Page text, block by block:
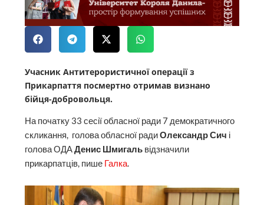
Учасник Антитерористичної операції з
Прикарпаття посмертно отримав визнано
бійця-добровольця.
На початку 33 сесії обласної ради 7 демократичного
скликання, голова обласної радиОлександр Сич і
голова ОДАДенис Шмигаль відзначили
прикарпатців, пише Галка.